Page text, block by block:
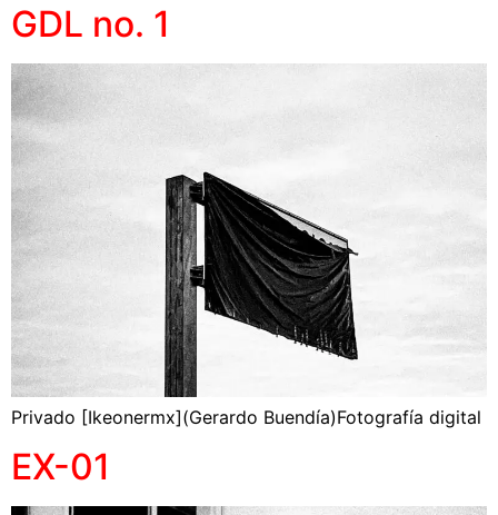
GDL no. 1
Privado [Ikeonermx](Gerardo Buendía)Fotografía digital
EX-01